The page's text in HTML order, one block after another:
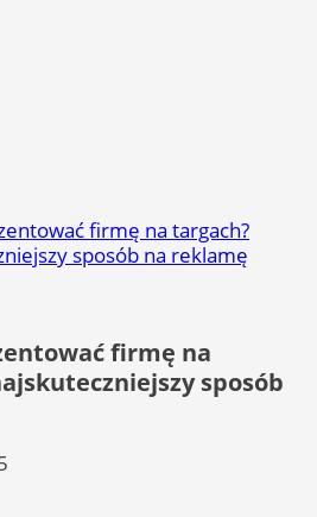
firmę na targach?
sposób na reklamę
firmę na
sposób